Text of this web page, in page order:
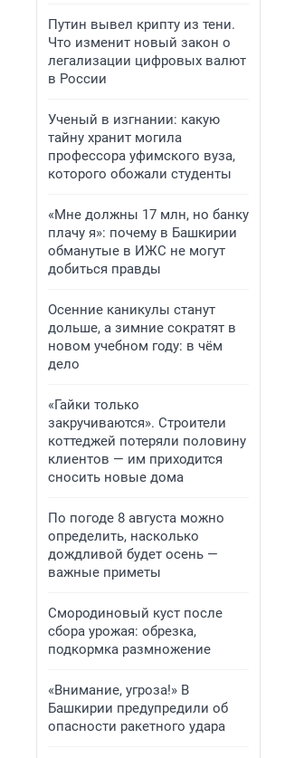
Путин вывел крипту из тени.
Что изменит новый закон о
легализации цифровых валют
в России
Ученый в изгнании: какую
тайну хранит могила
профессора уфимского вуза,
которого обожали студенты
«Мне должны 17 млн, но банку
плачу я»: почему в Башкирии
обманутые в ИЖС не могут
добиться правды
Осенние каникулы станут
дольше, а зимние сократят в
новом учебном году: в чём
дело
«Гайки только
закручиваются». Строители
коттеджей потеряли половину
клиентов — им приходится
сносить новые дома
По погоде 8 августа можно
определить, насколько
дождливой будет осень —
важные приметы
Смородиновый куст после
сбора урожая: обрезка,
подкормка размножение
«Внимание, угроза!» В
Башкирии предупредили об
опасности ракетного удара